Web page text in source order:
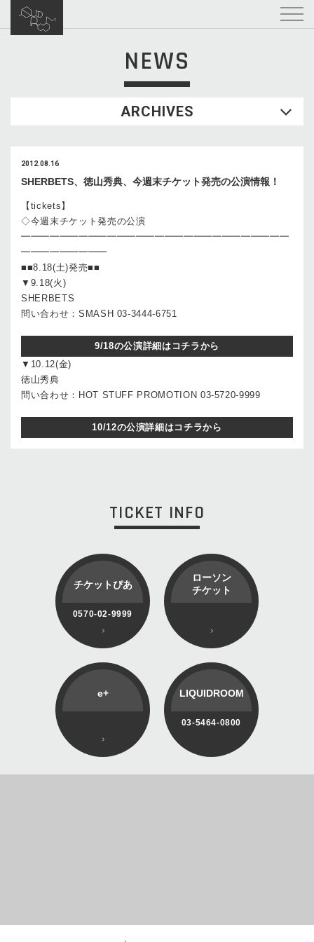
NEWS
ARCHIVES
2012.08.16
SHERBETS、徳山秀典、今週末チケット発売の公演情報！
【tickets】
◇今週末チケット発売の公演
━━━━━━━━━━━━━━━━━━━━━━━━━━━━
━━━━━━━━━
■■8.18(土)発売■■
▼9.18(火)
SHERBETS
問い合わせ：SMASH 03-3444-6751
9/18の公演詳細はコチラから
▼10.12(金)
徳山秀典
問い合わせ：HOT STUFF PROMOTION 03-5720-9999
10/12の公演詳細はコチラから
TICKET INFO
チケットぴあ
0570-02-9999
ローソン
チケット
e+ LIQUIDROOM
03-5464-0800